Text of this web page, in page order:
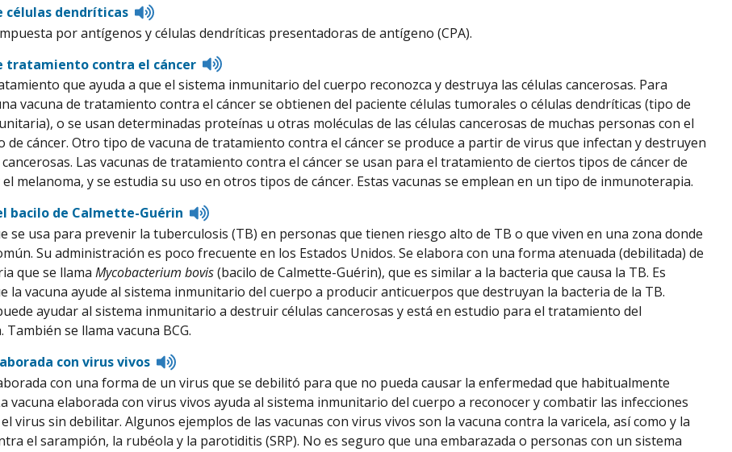
células dendríticas
Listen
to
pronunciation
por antígenos y células dendríticas presentadoras de antígeno (CPA).
tratamiento contra el cáncer
Listen
to
pronunciation
que ayuda a que el sistema inmunitario del cuerpo reconozca y destruya las células cancerosas. Para
vacuna de tratamiento contra el cáncer se obtienen del paciente células tumorales o células dendríticas (tipo de
o se usan determinadas proteínas u otras moléculas de las células cancerosas de muchas personas con el
de cáncer. Otro tipo de vacuna de tratamiento contra el cáncer se produce a partir de virus que infectan y destruyen
cancerosas. Las vacunas de tratamiento contra el cáncer se usan para el tratamiento de ciertos tipos de cáncer de
melanoma, y se estudia su uso en otros tipos de cáncer. Estas vacunas se emplean en un tipo de inmunoterapia.
bacilo de Calmette-Guérin
Listen
to
pronunciation
se usa para prevenir la tuberculosis (TB) en personas que tienen riesgo alto de TB o que viven en una zona donde
Su administración es poco frecuente en los Estados Unidos. Se elabora con una forma atenuada (debilitada) de
que se llama Mycobacterium bovis(bacilo de Calmette-Guérin), que es similar a la bacteria que causa la TB. Es
la vacuna ayude al sistema inmunitario del cuerpo a producir anticuerpos que destruyan la bacteria de la TB.
ayudar al sistema inmunitario a destruir células cancerosas y está en estudio para el tratamiento del
También se llama vacuna BCG.
con virus vivos
Listen
to
pronunciation
con una forma de un virus que se debilitó para que no pueda causar la enfermedad que habitualmente
vacuna elaborada con virus vivos ayuda al sistema inmunitario del cuerpo a reconocer y combatir las infecciones
virus sin debilitar. Algunos ejemplos de las vacunas con virus vivos son la vacuna contra la varicela, así como y la
el sarampión, la rubéola y la parotiditis (SRP). No es seguro que una embarazada o personas con un sistema